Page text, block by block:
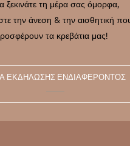
ξεκινάτε τη μέρα σας όμορφα,
την άνεση & την αισθητική
τα κρεβάτια μας!
ΕΚΔΉΛΩΣΗΣ ΕΝΔΙΑΦΈΡΟΝΤΟΣ